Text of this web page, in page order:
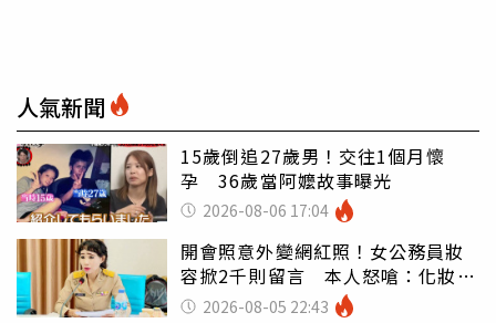
人氣新聞
15歲倒追27歲男！交往1個月懷
孕 36歲當阿嬤故事曝光
2026-08-06 17:04
開會照意外變網紅照！女公務員妝
容掀2千則留言 本人怒嗆：化妝有
錯嗎2026-08-05 22:43